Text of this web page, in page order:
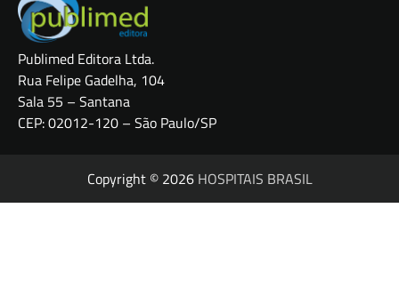
Publimed Editora Ltda.
Rua Felipe Gadelha, 104
Sala 55 – Santana
CEP: 02012-120 – São Paulo/SP
Copyright © 2026 HOSPITAIS BRASIL